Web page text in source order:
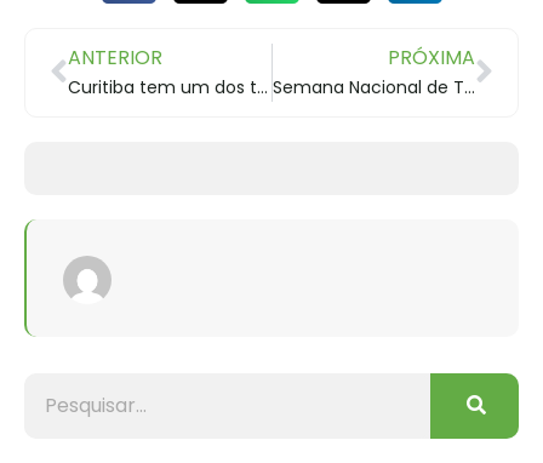
ANTERIOR
Curitiba tem um dos três melhores mecânicos de bicicletas do Brasil
PRÓXIMA
Semana Nacional de Trânsito começa e terá passeio ciclístico